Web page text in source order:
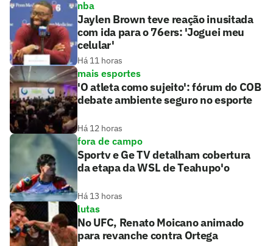
nba
Jaylen Brown teve reação inusitada
com ida para o 76ers: 'Joguei meu
celular'
Há 11 horas
mais esportes
'O atleta como sujeito': fórum do COB
debate ambiente seguro no esporte
Há 12 horas
fora de campo
Sportv e Ge TV detalham cobertura
da etapa da WSL de Teahupo'o
Há 13 horas
lutas
No UFC, Renato Moicano animado
para revanche contra Ortega